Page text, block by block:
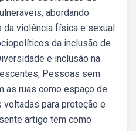
abordando
violência física e sexual
da inclusão de
e inclusão na
Pessoas sem
as ruas como espaço de
para proteção e
artigo tem como